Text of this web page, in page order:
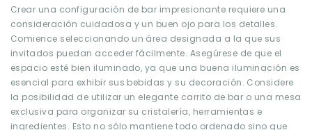
Crear una configuración de bar impresionante requiere una
consideración cuidadosa y un buen ojo para los detalles.
Comience seleccionando un área designada a la que sus
invitados puedan acceder fácilmente. Asegúrese de que el
espacio esté bien iluminado, ya que una buena iluminación es
esencial para exhibir sus bebidas y su decoración. Considere
la posibilidad de utilizar un elegante carrito de bar o una mesa
exclusiva para organizar su cristalería, herramientas e
ingredientes. Esto no sólo mantiene todo ordenado sino que